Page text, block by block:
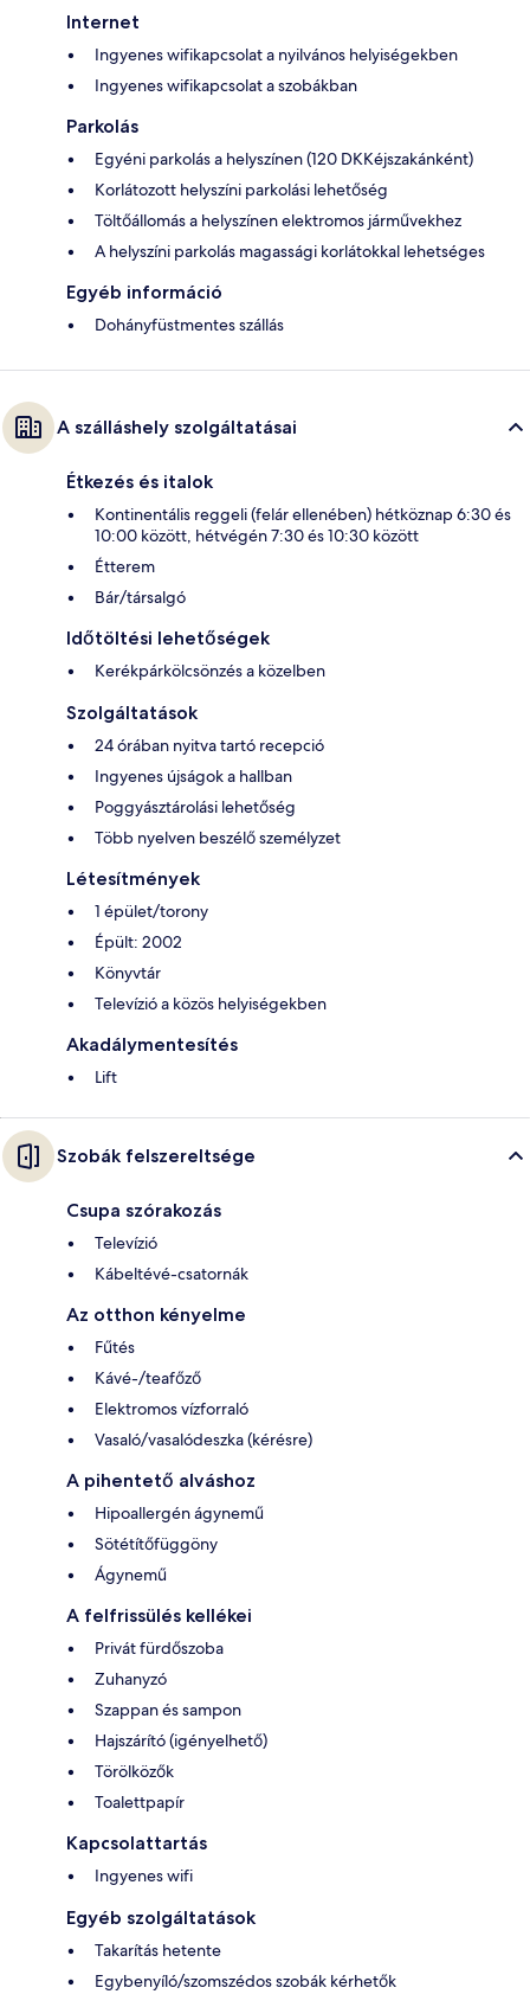
Internet
Ingyenes wifikapcsolat a nyilvános helyiségekben
Ingyenes wifikapcsolat a szobákban
Parkolás
Egyéni parkolás a helyszínen (120 DKKéjszakánként)
Korlátozott helyszíni parkolási lehetőség
Töltőállomás a helyszínen elektromos járművekhez
A helyszíni parkolás magassági korlátokkal lehetséges
Egyéb információ
Dohányfüstmentes szállás
A szálláshely szolgáltatásai
Étkezés és italok
Kontinentális reggeli (felár ellenében) hétköznap 6:30 és
10:00 között, hétvégén 7:30 és 10:30 között
Étterem
Bár/társalgó
Időtöltési lehetőségek
Kerékpárkölcsönzés a közelben
Szolgáltatások
24 órában nyitva tartó recepció
Ingyenes újságok a hallban
Poggyásztárolási lehetőség
Több nyelven beszélő személyzet
Létesítmények
1 épület/torony
Épült: 2002
Könyvtár
Televízió a közös helyiségekben
Akadálymentesítés
Lift
Szobák felszereltsége
Csupa szórakozás
Televízió
Kábeltévé-csatornák
Az otthon kényelme
Fűtés
Kávé-/teafőző
Elektromos vízforraló
Vasaló/vasalódeszka (kérésre)
A pihentető alváshoz
Hipoallergén ágynemű
Sötétítőfüggöny
Ágynemű
A felfrissülés kellékei
Privát fürdőszoba
Zuhanyzó
Szappan és sampon
Hajszárító (igényelhető)
Törölközők
Toalettpapír
Kapcsolattartás
Ingyenes wifi
Egyéb szolgáltatások
Takarítás hetente
Egybenyíló/szomszédos szobák kérhetők